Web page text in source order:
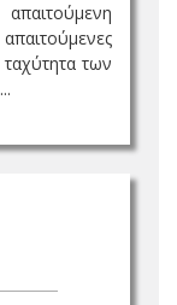
ταχύτητα των